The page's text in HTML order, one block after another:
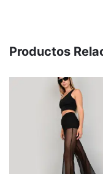
Productos